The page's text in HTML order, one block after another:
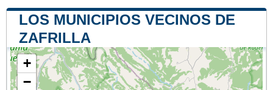
LOS MUNICIPIOS VECINOS DE
ZAFRILLA
+
−